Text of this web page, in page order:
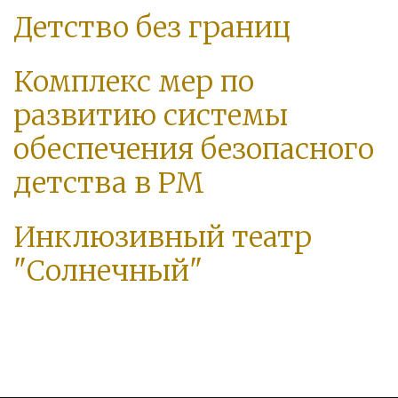
Детство без границ
Комплекс мер по
развитию системы
обеспечения безопасного
детства в РМ
Инклюзивный театр
"Солнечный"